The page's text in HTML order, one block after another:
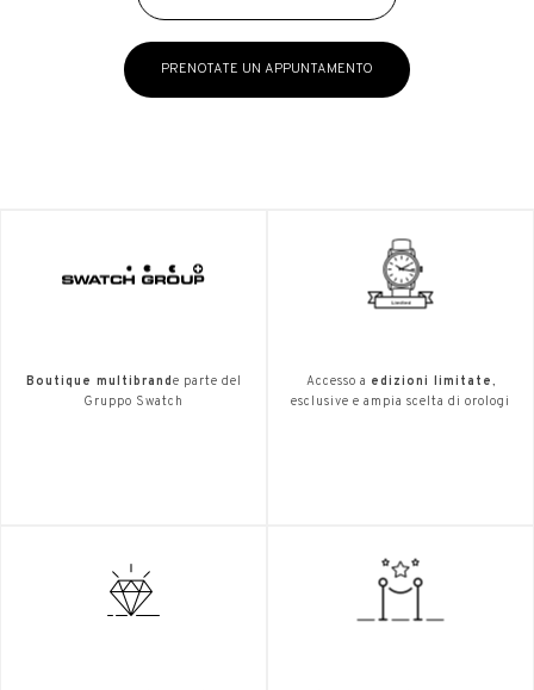
PRENOTATE UN APPUNTAMENTO
Boutique multibrand e parte del
Gruppo Swatch
Accesso a edizioni limitate,
esclusive e ampia scelta di orologi